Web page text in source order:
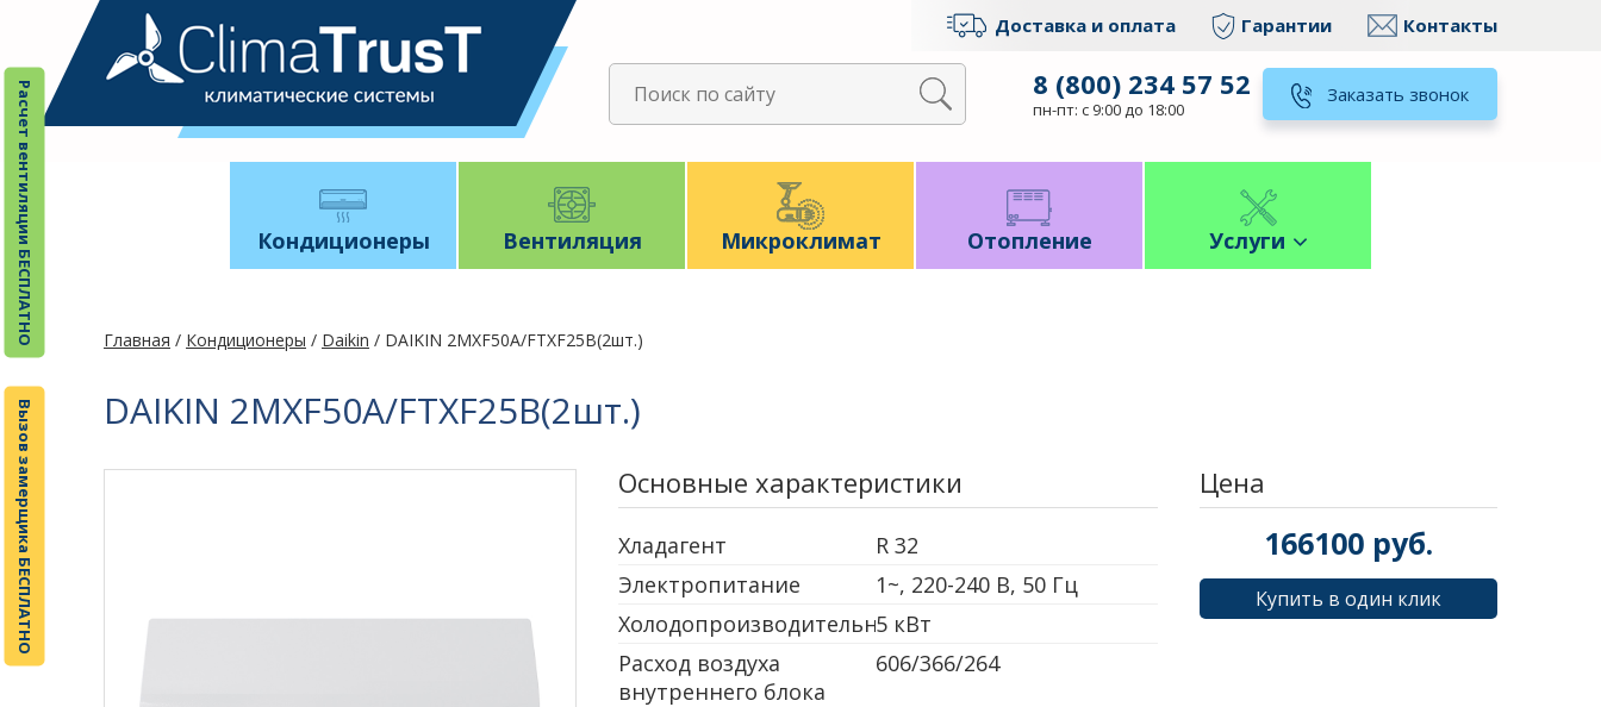
Расчет вентиляции БЕСПЛАТНО
Вызов замерщика БЕСПЛАТНО
Доставка и оплата Гарантии Контакты
8 (800) 234 57 52
пн-пт: с 9:00 до 18:00
Заказать звонок
Кондиционеры Вентиляция Микроклимат Отопление Услуги
Главная / Кондиционеры / Daikin / DAIKIN 2MXF50A/FTXF25B(2шт.)
DAIKIN 2MXF50A/FTXF25B(2шт.)
Основные характеристики
Хладагент
R 32
Электропитание
1~, 220-240 В, 50 Гц
Холодопроизводительность
5 кВт
Расход воздуха
внутреннего блока
606/366/264
Цена
166100 руб.
Купить в один клик